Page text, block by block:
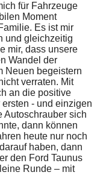
für Fahrzeuge
Moment
Es ist mir
und gleichzeitig
mir, dass unsere
Wandel der
Neuen begeistern
verraten. Mit
an die positive
- und einzigen
Autoschrauber sich
dann können
heute nur noch
haben, dann
den Ford Taunus
Runde – mit